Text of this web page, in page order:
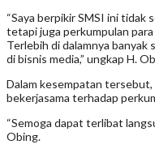
“Saya berpikir SMSI ini tidak
tetapi juga perkumpulan
Terlebih di dalamnya
di bisnis media,” ungkap H.
Dalam kesempatan
bekerjasama terhadap
“Semoga dapat terlibat
Obing.